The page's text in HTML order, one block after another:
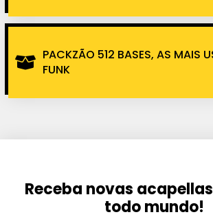
PACKZÃO 512 BASES, AS MAIS
FUNK
Receba novas
todo mundo!